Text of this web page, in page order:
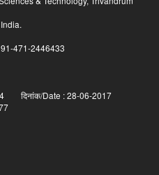
471-2446433
दिनांक/Date : 28-06-2017